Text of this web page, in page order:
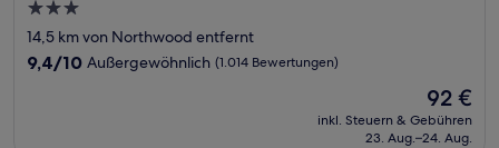
3.0-
Sterne-
Unterkunft
14,5 km von Northwood entfernt
9.4
9,4/10 Außergewöhnlich (1.014 Bewertungen)
Der
Preis
beträgt
92 €
inkl. Steuern & Gebühren
23. Aug.–24. Aug.